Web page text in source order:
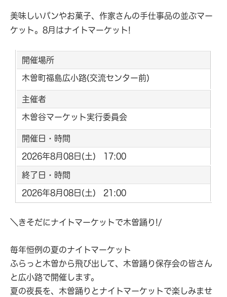
美味しいパンやお菓子、作家さんの手仕事品の並ぶマー
ケット。8月はナイトマーケット!
開催場所
木曽町福島広小路(交流センター前)
主催者
木曽谷マーケット実行委員会
開催日・時間
2026年8月08日(土) 17:00
終了日・時間
2026年8月08日(土) 21:00
＼きそだにナイトマーケットで木曽踊り!/
毎年恒例の夏のナイトマーケット
ふらっと木曽から飛び出して、木曽踊り保存会の皆さん
と広小路で開催します。
夏の夜長を、木曽踊りとナイトマーケットで楽しみませ